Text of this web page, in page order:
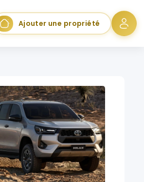
Ajouter une propriété